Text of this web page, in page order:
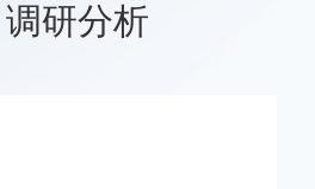
调研分析